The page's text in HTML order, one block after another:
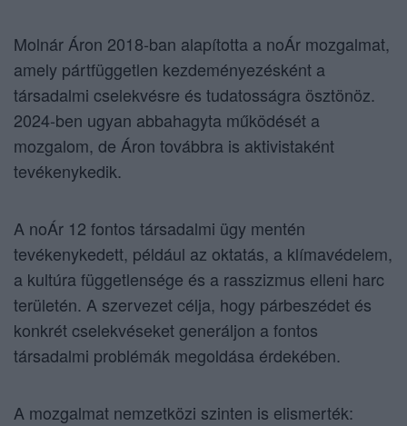
Molnár Áron 2018-ban alapította a noÁr mozgalmat,
amely pártfüggetlen kezdeményezésként a
társadalmi cselekvésre és tudatosságra ösztönöz.
2024-ben ugyan abbahagyta működését a
mozgalom, de Áron továbbra is aktivistaként
tevékenykedik.
A noÁr 12 fontos társadalmi ügy mentén
tevékenykedett, például az oktatás, a klímavédelem,
a kultúra függetlensége és a rasszizmus elleni harc
területén. A szervezet célja, hogy párbeszédet és
konkrét cselekvéseket generáljon a fontos
társadalmi problémák megoldása érdekében.
A mozgalmat nemzetközi szinten is elismerték: